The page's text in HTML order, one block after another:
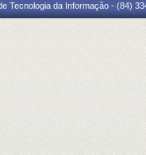
Tecnologia da Informação - (84)